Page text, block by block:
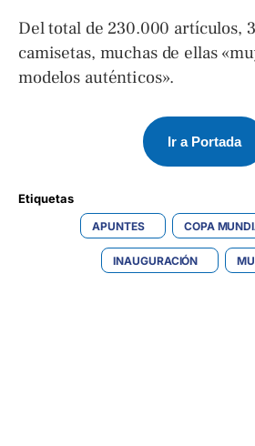
Del total de 230.000 artículos,
camisetas, muchas de ellas
modelos auténticos».
Ir a Portada
Etiquetas
APUNTES COPA
INAUGURACIÓN